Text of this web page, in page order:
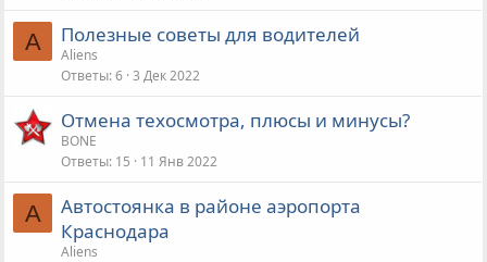
A Полезные советы для водителей
Aliens
Ответы 6 3 Дек 2022
Отмена техосмотра, плюсы и минусы?
BONE
Ответы 15 11 Янв 2022
A
Автостоянка в районе аэропорта
Краснодара
Aliens